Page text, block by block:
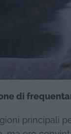
di
principali